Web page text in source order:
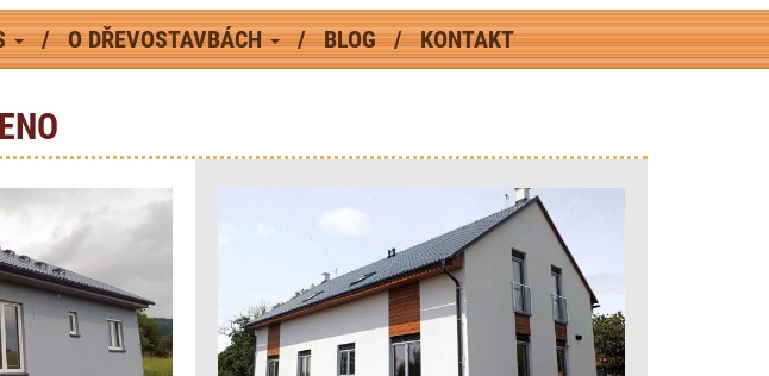
O DŘEVOSTAVBÁCH BLOG KONTAKT